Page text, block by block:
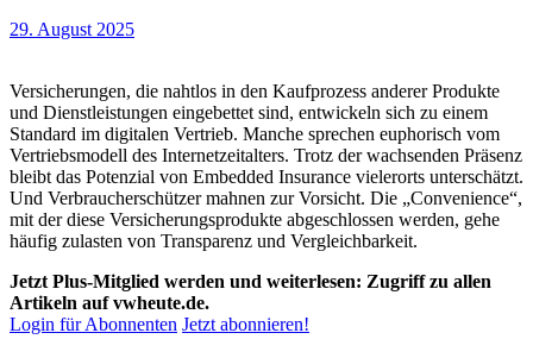
29. August 2025
Versicherungen, die nahtlos in den Kaufprozess anderer Produkte
und Dienstleistungen eingebettet sind, entwickeln sich zu einem
Standard im digitalen Vertrieb. Manche sprechen euphorisch vom
Vertriebsmodell des Internetzeitalters. Trotz der wachsenden Präsenz
bleibt das Potenzial von Embedded Insurance vielerorts unterschätzt.
Und Verbraucherschützer mahnen zur Vorsicht. Die „Convenience“,
mit der diese Versicherungsprodukte abgeschlossen werden, gehe
häufig zulasten von Transparenz und Vergleichbarkeit.
Jetzt Plus-Mitglied werden und weiterlesen: Zugriff zu allen
Artikeln auf vwheute.de.
Login für Abonnenten Jetzt abonnieren!